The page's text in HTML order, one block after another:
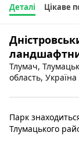
Деталі Цікаве
Тлумач,
область, Україна
Парк
Тлумацького